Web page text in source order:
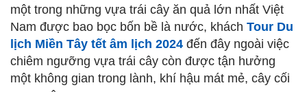
một trong những vựa trái cây ăn quả lớn nhất Việt
Nam được bao bọc bốn bề là nước, khách Tour Du
lịch Miền Tây tết âm lịch 2024 đến đây ngoài việc
chiêm ngưỡng vựa trái cây còn được tận hưởng
một không gian trong lành, khí hậu mát mẻ, cây cối